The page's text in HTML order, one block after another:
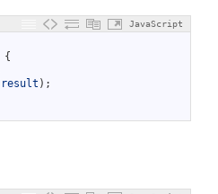
JavaScript
{
result ) ;